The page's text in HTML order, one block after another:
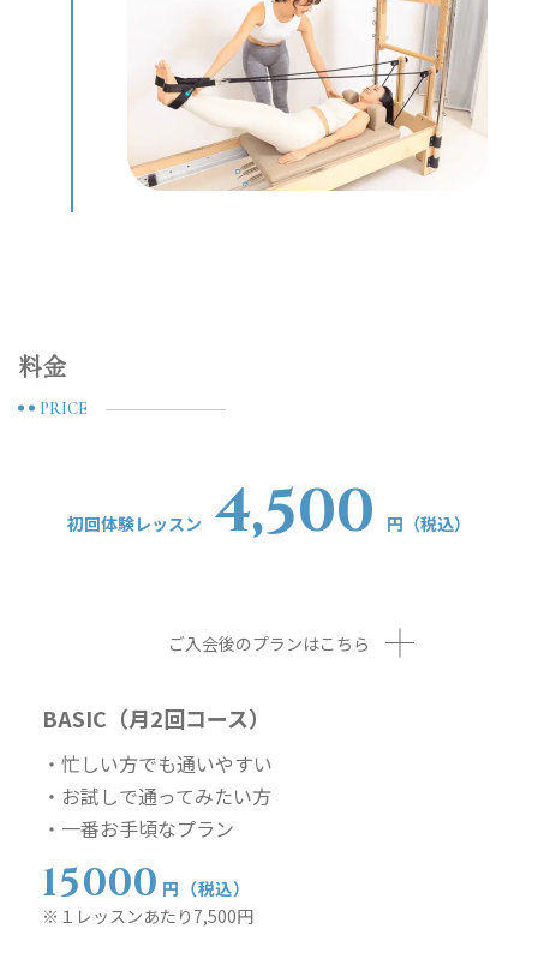
料金
PRICE
初回体験レッスン 4,500 円（税込）
ご入会後のプランはこちら
BASIC（月2回コース）
・忙しい方でも通いやすい
・お試しで通ってみたい方
・一番お手頃なプラン
15000 円（税込）
※１レッスンあたり7,500円